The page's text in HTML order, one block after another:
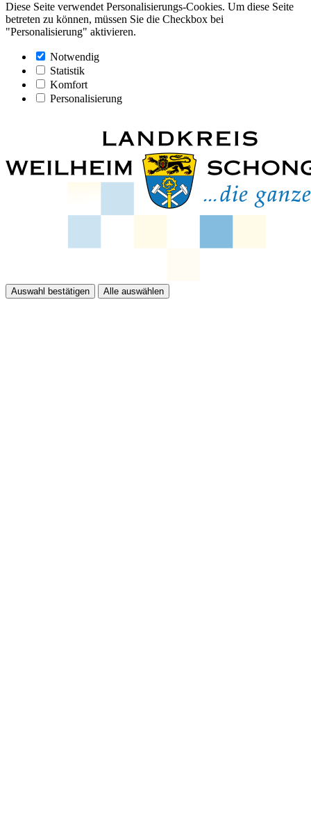
Diese Seite verwendet Personalisierungs-Cookies. Um diese Seite
betreten zu können, müssen Sie die Checkbox bei
"Personalisierung" aktivieren.
Notwendig
Statistik
Komfort
Personalisierung
Auswahl bestätigen Alle auswählen